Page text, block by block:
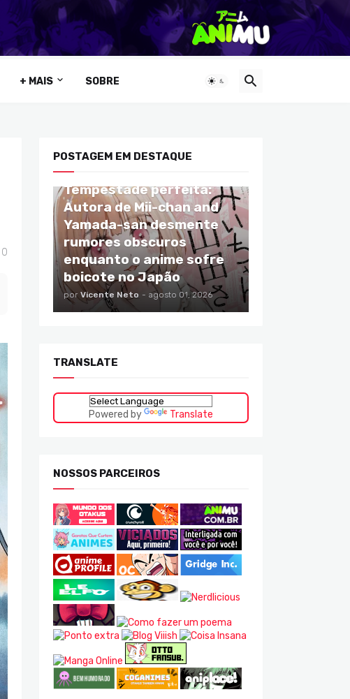
+ MAIS SOBRE
0
POSTAGEM EM DESTAQUE
Tempestade perfeita:
Autora de Mii-chan and
Yamada-san desmente
rumores obscuros
enquanto o anime sofre
boicote no Japão
por Vicente Neto - agosto 01, 2026
TRANSLATE
Powered by Translate
NOSSOS PARCEIROS